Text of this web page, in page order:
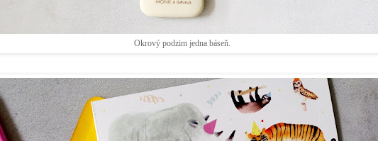
Okrový podzim jedna báseň.